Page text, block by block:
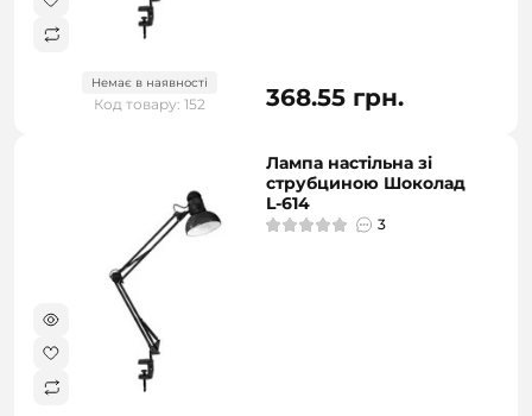
Немає в наявності
Код товару: 152 368.55 грн.
Лампа настільна зі
струбциною Шоколад
L-614
3